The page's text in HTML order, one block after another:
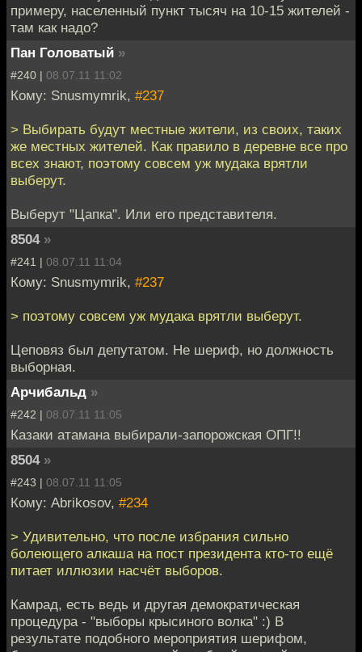
примеру, населенный пункт тысяч на 10-15 жителей -
там как надо?
Пан Головатый »
#240 | 08.07.11 11:02
Кому: Snusmymrik, #237
> Выбирать будут местные жители, из своих, таких
же местных жителей. Как правило в деревне все про
всех знают, поэтому совсем уж мудака врятли
выберут.
Выберут "Цапка". Или его представителя.
8504 »
#241 | 08.07.11 11:04
Кому: Snusmymrik, #237
> поэтому совсем уж мудака врятли выберут.
Цеповяз был депутатом. Не шериф, но должность
выборная.
Арчибальд »
#242 | 08.07.11 11:05
Казаки атамана выбирали-запорожская ОПГ!!
8504 »
#243 | 08.07.11 11:05
Кому: Abrikosov, #234
> Удивительно, что после избрания сильно
болеющего алкаша на пост президента кто-то ещё
питает иллюзии насчёт выборов.
Камрад, есть ведь и другая демократическая
процедура - "выборы крысиного волка" :) В
результате подобного мероприятия шерифом,